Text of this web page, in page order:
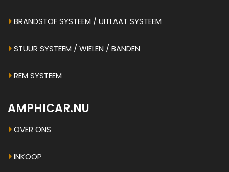
BRANDSTOF SYSTEEM / UITLAAT SYSTEEM
STUUR SYSTEEM / WIELEN / BANDEN
REM SYSTEEM
AMPHICAR.NU
OVER ONS
INKOOP